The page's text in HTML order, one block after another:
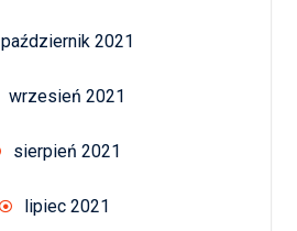
październik 2021
wrzesień 2021
sierpień 2021
lipiec 2021